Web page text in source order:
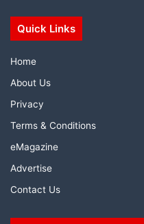
Quick Links
Home
About Us
Privacy
Terms & Conditions
eMagazine
Advertise
Contact Us